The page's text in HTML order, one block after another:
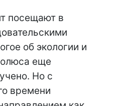
посещают в
об экологии и
еще
Но с
времени